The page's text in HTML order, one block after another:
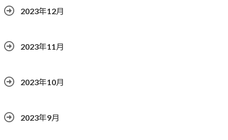
2023年12月
2023年11月
2023年10月
2023年9月